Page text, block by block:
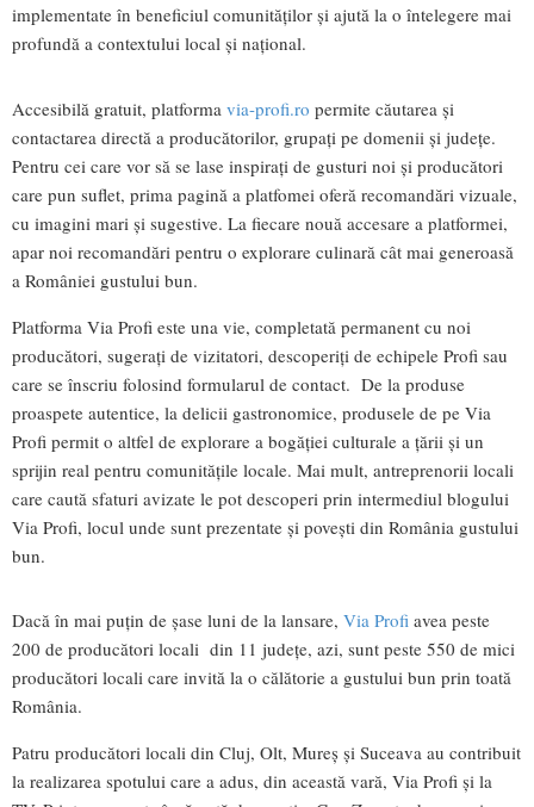
implementate în beneficiul comunităților și ajută la o întelegere mai
profundă a contextului local și național.
Accesibilă gratuit, platforma via-profi.ro permite căutarea și
contactarea directă a producătorilor, grupați pe domenii și județe.
Pentru cei care vor să se lase inspirați de gusturi noi și producători
care pun suflet, prima pagină a platfomei oferă recomandări vizuale,
cu imagini mari și sugestive. La fiecare nouă accesare a platformei,
apar noi recomandări pentru o explorare culinară cât mai generoasă
a României gustului bun.
Platforma Via Profi este una vie, completată permanent cu noi
producători, sugerați de vizitatori, descoperiți de echipele Profi sau
care se înscriu folosind formularul de contact. De la produse
proaspete autentice, la delicii gastronomice, produsele de pe Via
Profi permit o altfel de explorare a bogăției culturale a țării și un
sprijin real pentru comunitățile locale. Mai mult, antreprenorii locali
care caută sfaturi avizate le pot descoperi prin intermediul blogului
Via Profi, locul unde sunt prezentate și povești din România gustului
bun.
Dacă în mai puțin de șase luni de la lansare, Via Profi avea peste
200 de producători locali din 11 județe, azi, sunt peste 550 de mici
producători locali care invită la o călătorie a gustului bun prin toată
România.
Patru producători locali din Cluj, Olt, Mureș și Suceava au contribuit
la realizarea spotului care a adus, din această vară, Via Profi și la